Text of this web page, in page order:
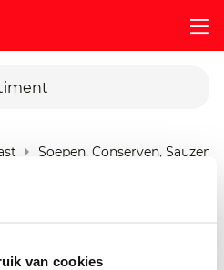
van cookies
Soepen, Conserven, Sauzen